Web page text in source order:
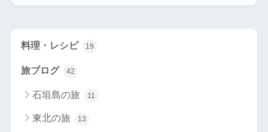
料理・レシピ 19
旅ブログ 42
石垣島の旅 11
東北の旅 13